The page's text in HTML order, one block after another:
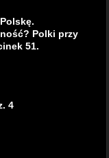
Polki przy
51.
4